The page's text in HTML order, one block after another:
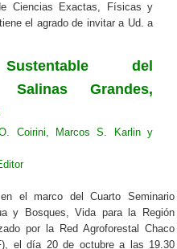
Ciencias Exactas, Físicas y
el agrado de invitar a Ud. a
del
Salinas Grandes,
Coirini, Marcos S. Karlin y
el marco del Cuarto Seminario
y Bosques, Vida para la Región
por la Red Agroforestal Chaco
el día 20 de octubre a las 19.30